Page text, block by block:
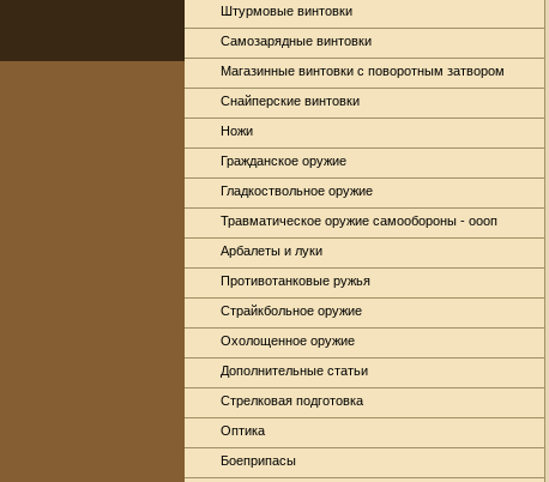
Штурмовые винтовки
Самозарядные винтовки
Магазинные винтовки с поворотным затвором
Снайперские винтовки
Ножи
Гражданское оружие
Гладкоствольное оружие
Травматическое оружие самообороны - оооп
Арбалеты и луки
Противотанковые ружья
Страйкбольное оружие
Охолощенное оружие
Дополнительные статьи
Стрелковая подготовка
Оптика
Боеприпасы